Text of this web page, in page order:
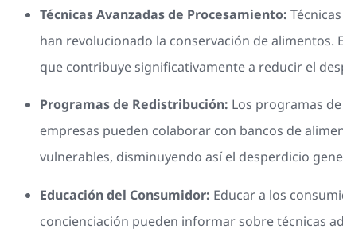
Técnicas Avanzadas de Procesamiento:
han revolucionado la conservación de
que contribuye significativamente a reducir el
Programas de Redistribución: Los programas
empresas pueden colaborar con bancos de
vulnerables, disminuyendo así el desperdicio
Educación del Consumidor: Educar a los
concienciación pueden informar sobre técnicas